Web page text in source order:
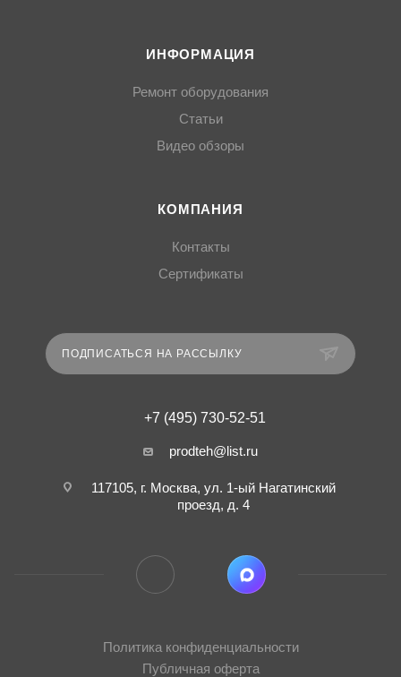
ИНФОРМАЦИЯ
Ремонт оборудования
Статьи
Видео обзоры
КОМПАНИЯ
Контакты
Сертификаты
ПОДПИСАТЬСЯ НА РАССЫЛКУ
+7 (495) 730-52-51
prodteh@list.ru
117105, г. Москва, ул. 1-ый Нагатинский
проезд, д. 4
Политика конфиденциальности
Публичная оферта